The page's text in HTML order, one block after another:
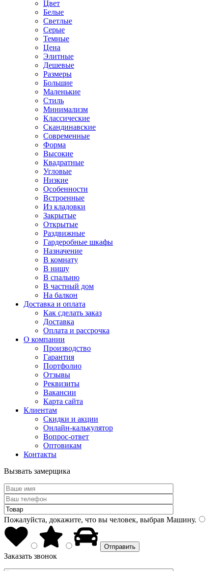
Цвет
Белые
Светлые
Серые
Темные
Цена
Элитные
Дешевые
Размеры
Большие
Маленькие
Стиль
Минимализм
Классические
Скандинавские
Современные
Форма
Высокие
Квадратные
Угловые
Низкие
Особенности
Встроенные
Из кладовки
Закрытые
Открытые
Раздвижные
Гардеробные шкафы
Назначение
В комнату
В нишу
В спальню
В частный дом
На балкон
Доставка и оплата
Как сделать заказ
Доставка
Оплата и рассрочка
О компании
Производство
Гарантия
Портфолио
Отзывы
Реквизиты
Вакансии
Карта сайта
Клиентам
Скидки и акции
Онлайн-калькулятор
Вопрос-ответ
Оптовикам
Контакты
Вызвать замерщика
Пожалуйста, докажите, что вы человек, выбрав Машину.
Заказать звонок